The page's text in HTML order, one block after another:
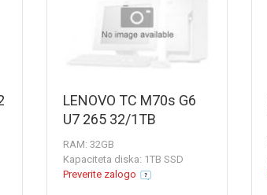
LENOVO TC M70s G6
U7 265 32/1TB
RAM: 32GB
Kapaciteta diska: 1TB SSD
Preverite zalogo